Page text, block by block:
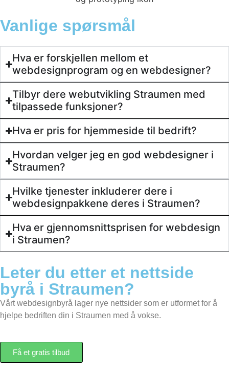
Vanlige spørsmål
Hva er forskjellen mellom et
webdesignprogram og en webdesigner?
Tilbyr dere webutvikling Straumen med
tilpassede funksjoner?
Hva er pris for hjemmeside til bedrift?
Hvordan velger jeg en god webdesigner i
Straumen?
Hvilke tjenester inkluderer dere i
webdesignpakkene deres i Straumen?
Hva er gjennomsnittsprisen for webdesign
i Straumen?
Leter du etter et nettside
byrå i Straumen?
Vårt webdesignbyrå lager nye nettsider som er utformet for å
hjelpe bedriften din i Straumen med å vokse.
Få et gratis tilbud
Behandle ditt samtykke
For å gi best mulig opplevelse bruker vi
informasjonskapsler for å lagre eller få tilgang til
enhetsdata. Å nekte samtykke kan begrense enkelte
funksjoner.
Nødvendig
Preferanser
Statistikk
Markedsføring